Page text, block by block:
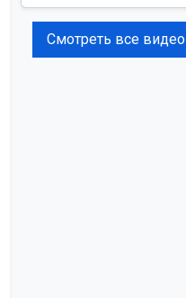
учения на реке Обь
Смотреть все видео